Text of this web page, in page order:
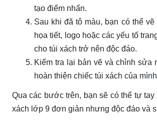
tạo điểm nhấn.
Sau khi đã tô màu, bạn có thể
họa tiết, logo hoặc các yếu tố
cho túi xách trở nên độc đáo.
Kiểm tra lại bản vẽ và chỉnh sửa
hoàn thiện chiếc túi xách của
Qua các bước trên, bạn sẽ có thể tự tay
xách lớp 9 đơn giản nhưng độc đáo và